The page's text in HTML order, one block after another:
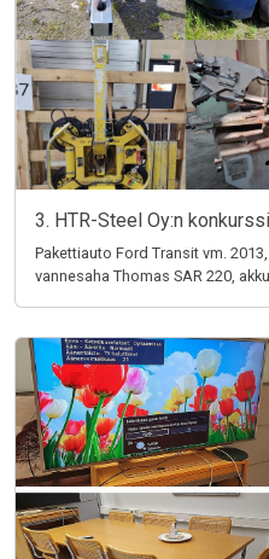
3. HTR-Steel Oy:n
Pakettiauto Ford Transit vm.
vannesaha Thomas SAR 220,